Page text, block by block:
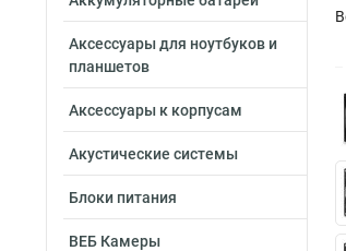
Аксессуары для ноутбуков и
планшетов
Аксессуары к корпусам
Акустические системы
Блоки питания
ВЕБ Камеры